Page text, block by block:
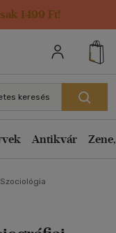
1499 Ft!
keresés
Antikvár
Szociológia